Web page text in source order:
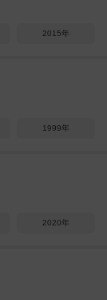
2015年
1999年
2020年